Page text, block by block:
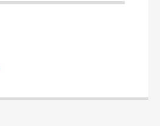
EMAIL